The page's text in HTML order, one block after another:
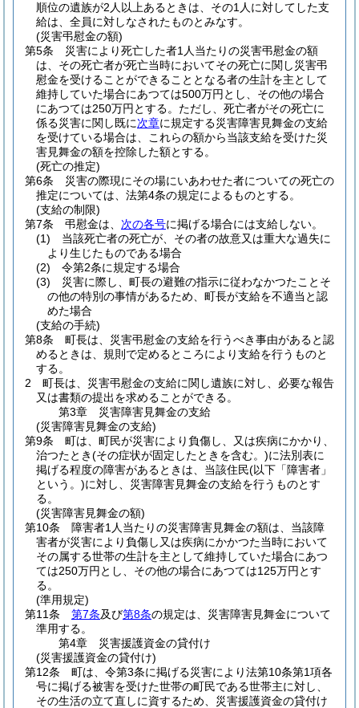
順位の遺族が2人以上あるときは、その1人に対してした支
給は、全員に対しなされたものとみなす。
(災害弔慰金の額)
第5条
災害により死亡した者1人当たりの災害弔慰金の額
は、その死亡者が死亡当時においてその死亡に関し災害弔
慰金を受けることができることとなる者の生計を主として
維持していた場合にあつては500万円とし、その他の場合
にあつては250万円とする。 ただし、死亡者がその死亡に
係る災害に関し既に次章に規定する災害障害見舞金の支給
を受けている場合は、これらの額から当該支給を受けた災
害見舞金の額を控除した額とする。
(死亡の推定)
第6条
災害の際現にその場にいあわせた者についての死亡の
推定については、法第4条の規定によるものとする。
(支給の制限)
第7条
弔慰金は、 次の各号に掲げる場合には支給しない。
(1)
当該死亡者の死亡が、その者の故意又は重大な過失に
より生じたものである場合
(2)
令第2条に規定する場合
(3)
災害に際し、町長の避難の指示に従わなかつたことそ
の他の特別の事情があるため、町長が支給を不適当と認
めた場合
(支給の手続)
第8条
町長は、災害弔慰金の支給を行うべき事由があると認
めるときは、規則で定めるところにより支給を行うものと
する。
2
町長は、災害弔慰金の支給に関し遺族に対し、必要な報告
又は書類の提出を求めることができる。
第3章
災害障害見舞金の支給
(災害障害見舞金の支給)
第9条
町は、町民が災害により負傷し、又は疾病にかかり、
治つたとき(その症状が固定したときを含む。)に法別表に
掲げる程度の障害があるときは、当該住民(以下「障害者」
という。)に対し、災害障害見舞金の支給を行うものとす
る。
(災害障害見舞金の額)
第10条
障害者1人当たりの災害障害見舞金の額は、当該障
害者が災害により負傷し又は疾病にかかつた当時において
その属する世帯の生計を主として維持していた場合にあつ
ては250万円とし、その他の場合にあつては125万円とす
る。
(準用規定)
第11条
第7条及び第8条の規定は、災害障害見舞金について
準用する。
第4章
災害援護資金の貸付け
(災害援護資金の貸付け)
第12条
町は、令第3条に掲げる災害により法第10条第1項各
号に掲げる被害を受けた世帯の町民である世帯主に対し、
その生活の立て直しに資するため、災害援護資金の貸付け